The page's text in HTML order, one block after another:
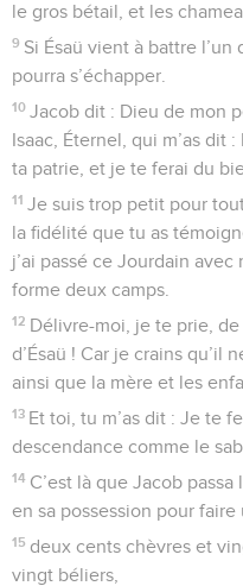
le gros bétail, et les
9 Si Ésaü vient à battre
pourra s’échapper.
10 Jacob dit : Dieu de mon
Isaac, Éternel, qui m’as dit
ta patrie, et je te ferai du
11 Je suis trop petit pour
la fidélité que tu as
j’ai passé ce Jourdain
forme deux camps.
12 Délivre-moi, je te prie,
d’Ésaü ! Car je crains qu’il
ainsi que la mère et les
13 Et toi, tu m’as dit : Je te
descendance comme le
14 C’est là que Jacob
en sa possession pour faire
15 deux cents chèvres et
vingt béliers,